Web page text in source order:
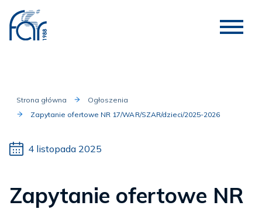
Strona główna
Ogłoszenia
Zapytanie ofertowe NR 17/WAR/SZAR/dzieci/2025-2026
4 listopada 2025
Zapytanie ofertowe NR